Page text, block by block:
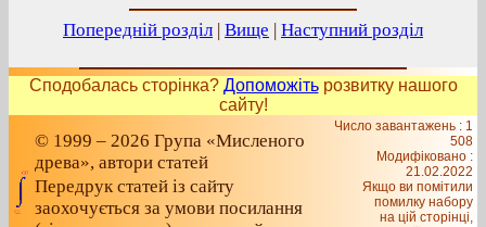
Попередній розділ | Вище | Наступний розділ
Сподобалась сторінка? Допоможітьрозвитку нашого
сайту!
© 1999 – 2026 Група «Мисленого
древа», автори статей
Передрук статей із сайту
заохочується за умови посилання
Число завантажень : 1
508
Модифіковано :
21.02.2022
Якщо ви помітили
помилку набору
на цiй сторiнцi,